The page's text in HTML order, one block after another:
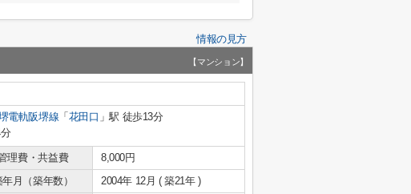
情報の見方
【マンション】
電軌阪堺線 「 花田口 」駅 徒歩13分
理費・共益費
8,000円
年月（築年数）
2004年 12月 ( 築21年 )